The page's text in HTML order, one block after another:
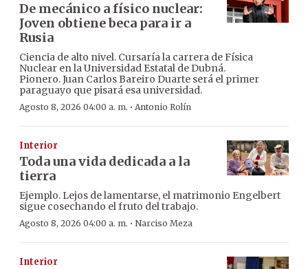
De mecánico a físico nuclear:
Joven obtiene beca para ir a
Rusia
Ciencia de alto nivel. Cursaría la carrera de Física
Nuclear en la Universidad Estatal de Dubná.
Pionero. Juan Carlos Bareiro Duarte será el primer
paraguayo que pisará esa universidad.
Agosto 8, 2026 04:00 a. m. · Antonio Rolín
Interior
Toda una vida dedicada a la
tierra
Ejemplo. Lejos de lamentarse, el matrimonio Engelbert
sigue cosechando el fruto del trabajo.
Agosto 8, 2026 04:00 a. m. · Narciso Meza
Interior